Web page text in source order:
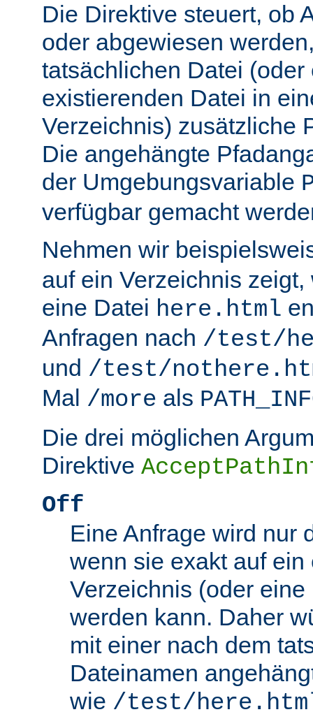
Die Direktive steuert, ob
oder abgewiesen
tatsächlichen Datei (oder
existierenden Datei in
Verzeichnis) zusätzliche
Die angehängte
der Umgebungsvariable
verfügbar gemacht
Nehmen wir
auf ein Verzeichnis
eine Datei here.html
Anfragen nach /test/
und /test/
Mal /more als
Die drei möglichen
Direktive
Off
Eine Anfrage wird nur
wenn sie exakt auf
Verzeichnis (oder
werden kann. Daher
mit einer nach dem
Dateinamen
wie /test/